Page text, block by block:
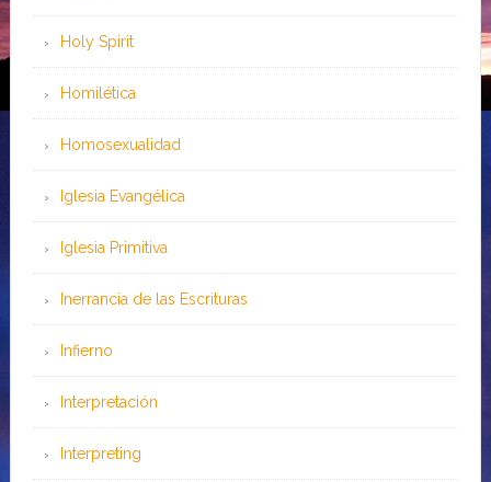
Holy Spirit
Homilética
Homosexualidad
Iglesia Evangélica
Iglesia Primitiva
Inerrancia de las Escrituras
Infierno
Interpretación
Interpreting